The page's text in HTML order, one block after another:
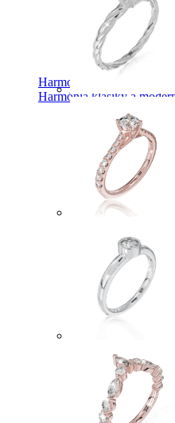
Harmony
Harmónia klasiky a